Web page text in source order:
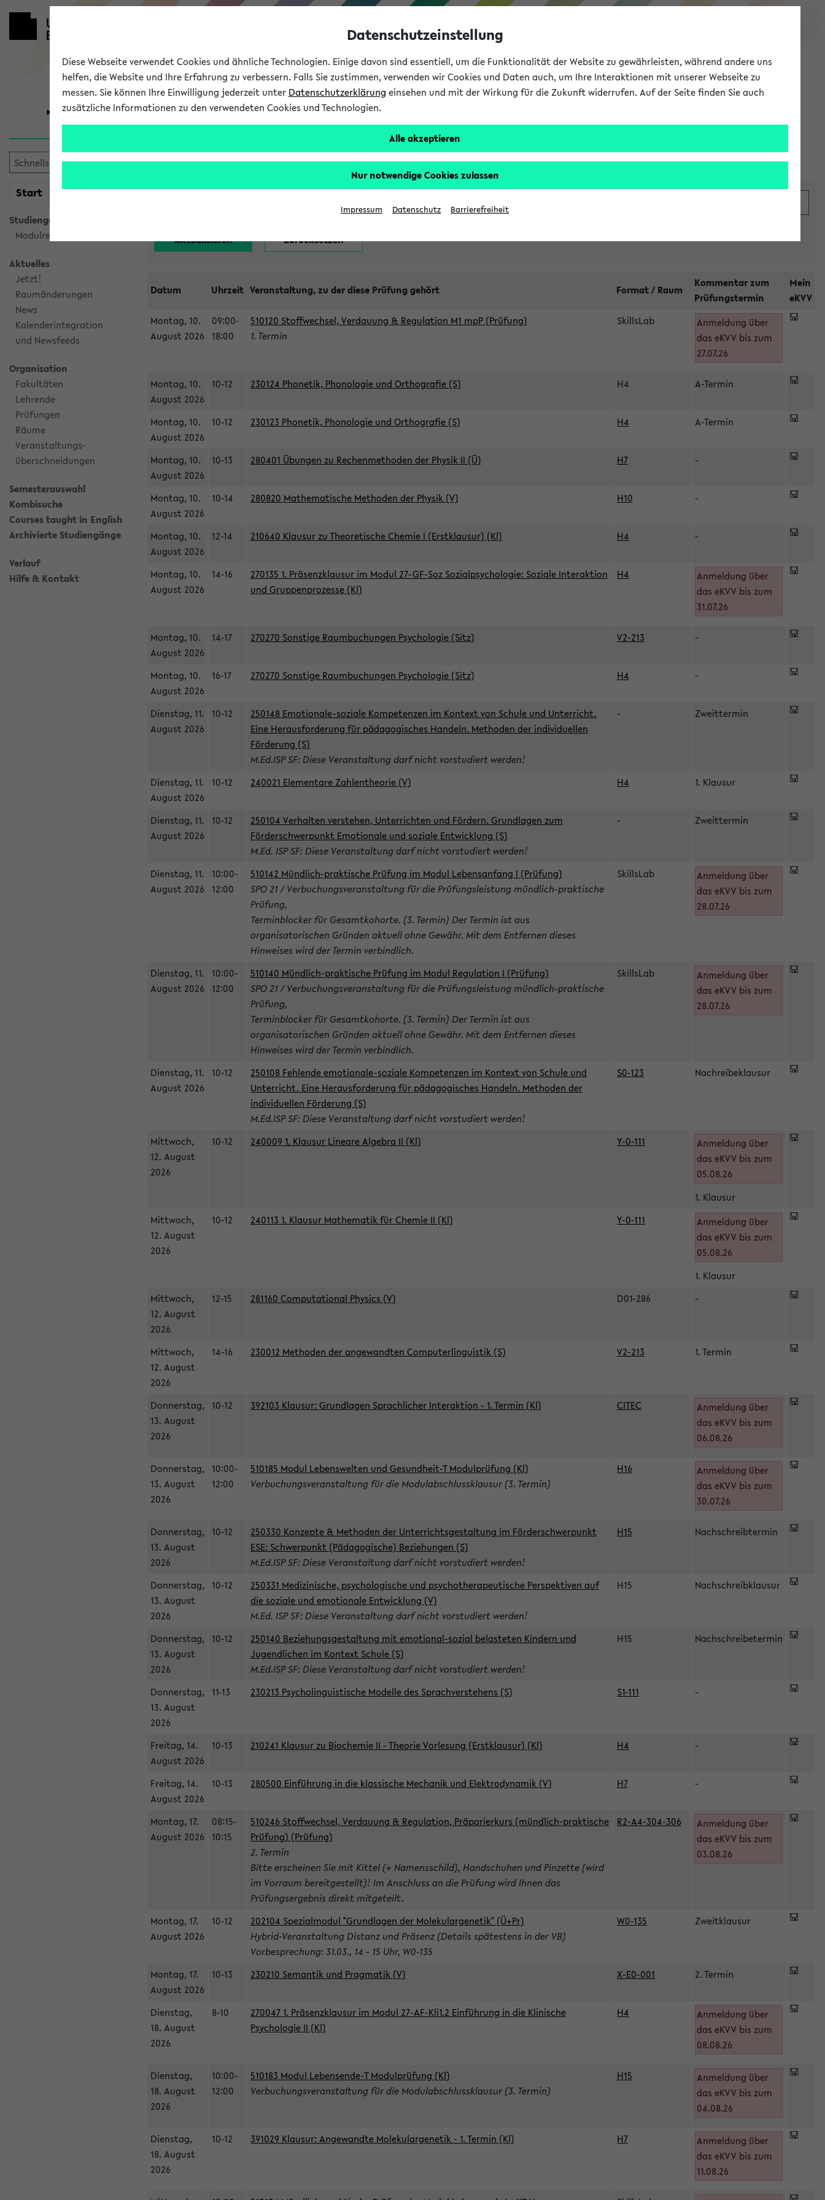
eKVV
Universität Forschung Studium
Start meineKVV
Studiengangsauswahl
Modulrecherche
Aktuelles
Jetzt!
Raumänderungen
News
Kalenderintegration
und Newsfeeds
Organisation
Fakultäten
Lehrende
Prüfungen
Räume
Veranstaltungs-
überschneidungen
Semesterauswahl
Kombisuche
Courses taught in English
Archivierte Studiengänge
Verlauf
Hilfe & Kontakt
Alle noch stattfindenden Prüfungen
Datum Uhrzeit Veranstaltung, zu der diese Prüfung gehört Format / Raum
Kommentar zum
Prüfungstermin
Mein
eKVV
Montag, 10.
August 2026
09:00-
18:00
510120 Stoffwechsel, Verdauung & Regulation M1 mpP (Prüfung)
1. Termin
SkillsLab
Anmeldung über
das eKVV bis zum
27.07.26
Montag, 10.
August 2026
10-12 230124 Phonetik, Phonologie und Orthografie (S) H4 A-Termin
Montag, 10.
August 2026
10-12 230123 Phonetik, Phonologie und Orthografie (S) H4 A-Termin
Montag, 10.
August 2026
10-13 280401 Übungen zu Rechenmethoden der Physik II (Ü) H7 -
Montag, 10.
August 2026
10-14 280820 Mathematische Methoden der Physik (V) H10 -
Montag, 10.
August 2026
12-14 210640 Klausur zu Theoretische Chemie I (Erstklausur) (Kl) H4 -
Montag, 10.
August 2026
14-16
270135 1. Präsenzklausur im Modul 27-GF-Soz Sozialpsychologie: Soziale Interaktion
und Gruppenprozesse (Kl)
H4
Anmeldung über
das eKVV bis zum
31.07.26
Montag, 10.
August 2026
14-17 270270 Sonstige Raumbuchungen Psychologie (Sitz) V2-213 -
Montag, 10.
August 2026
16-17 270270 Sonstige Raumbuchungen Psychologie (Sitz) H4 -
Dienstag, 11.
August 2026
10-12
250148 Emotionale-soziale Kompetenzen im Kontext von Schule und Unterricht.
Eine Herausforderung für pädagogisches Handeln. Methoden der individuellen
Förderung (S)
M.Ed.ISP SF: Diese Veranstaltung darf nicht vorstudiert werden!
- Zweittermin
Dienstag, 11.
August 2026
10-12 240021 Elementare Zahlentheorie (V) H4 1. Klausur
Dienstag, 11.
August 2026
10-12
250104 Verhalten verstehen, Unterrichten und Fördern. Grundlagen zum
Förderschwerpunkt Emotionale und soziale Entwicklung (S)
M.Ed. ISP SF: Diese Veranstaltung darf nicht vorstudiert werden!
- Zweittermin
Dienstag, 11.
August 2026
10:00-
12:00
510142 Mündlich-praktische Prüfung im Modul Lebensanfang I (Prüfung)
SPO 21 / Verbuchungsveranstaltung für die Prüfungsleistung mündlich-praktische
Prüfung,
Terminblocker für Gesamtkohorte. (3. Termin) Der Termin ist aus
organisatorischen Gründen aktuell ohne Gewähr. Mit dem Entfernen dieses
Hinweises wird der Termin verbindlich.
SkillsLab
Anmeldung über
das eKVV bis zum
28.07.26
Dienstag, 11.
August 2026
10:00-
12:00
510140 Mündlich-praktische Prüfung im Modul Regulation I (Prüfung)
SPO 21 / Verbuchungsveranstaltung für die Prüfungsleistung mündlich-praktische
Prüfung,
Terminblocker für Gesamtkohorte. (3. Termin) Der Termin ist aus
organisatorischen Gründen aktuell ohne Gewähr. Mit dem Entfernen dieses
Hinweises wird der Termin verbindlich.
SkillsLab
Anmeldung über
das eKVV bis zum
28.07.26
Dienstag, 11.
August 2026
10-12
250108 Fehlende emotionale-soziale Kompetenzen im Kontext von Schule und
Unterricht. Eine Herausforderung für pädagogisches Handeln. Methoden der
individuellen Förderung (S)
M.Ed.ISP SF: Diese Veranstaltung darf nicht vorstudiert werden!
S0-123 Nachreibeklausur
Mittwoch,
12. August
2026
10-12 240009 1. Klausur Lineare Algebra II (Kl) Y-0-111
Anmeldung über
das eKVV bis zum
05.08.26
1. Klausur
Mittwoch,
12. August
2026
10-12 240113 1. Klausur Mathematik für Chemie II (Kl) Y-0-111
Anmeldung über
das eKVV bis zum
05.08.26
1. Klausur
Mittwoch,
12. August
2026
12-15 281160 Computational Physics (V) D01-286 -
Mittwoch,
12. August
2026
14-16 230012 Methoden der angewandten Computerlinguistik (S) V2-213 1. Termin
Donnerstag,
13. August
2026
10-12 392103 Klausur: Grundlagen Sprachlicher Interaktion - 1. Termin (Kl) CITEC
Anmeldung über
das eKVV bis zum
06.08.26
Donnerstag,
13. August
2026
10:00-
12:00
510185 Modul Lebenswelten und Gesundheit-T Modulprüfung (Kl)
Verbuchungsveranstaltung für die Modulabschlussklausur (3. Termin)
H16
Anmeldung über
das eKVV bis zum
30.07.26
Donnerstag,
13. August
2026
10-12
250330 Konzepte & Methoden der Unterrichtsgestaltung im Förderschwerpunkt
ESE: Schwerpunkt (Pädagogische) Beziehungen (S)
M.Ed.ISP SF: Diese Veranstaltung darf nicht vorstudiert werden!
H15 Nachschreibtermin
Donnerstag,
13. August
2026
10-12
250331 Medizinische, psychologische und psychotherapeutische Perspektiven auf
die soziale und emotionale Entwicklung (V)
M.Ed. ISP SF: Diese Veranstaltung darf nicht vorstudiert werden!
H15 Nachschreibklausur
Donnerstag,
13. August
2026
10-12
250140 Beziehungsgestaltung mit emotional-sozial belasteten Kindern und
Jugendlichen im Kontext Schule (S)
M.Ed.ISP SF: Diese Veranstaltung darf nicht vorstudiert werden!
H15 Nachschreibetermin
Donnerstag,
13. August
2026
11-13 230213 Psycholinguistische Modelle des Sprachverstehens (S) S1-111 -
Freitag, 14.
August 2026
10-13 210241 Klausur zu Biochemie II - Theorie Vorlesung (Erstklausur) (Kl) H4 -
Freitag, 14.
August 2026
10-13 280500 Einführung in die klassische Mechanik und Elektrodynamik (V) H7 -
Montag, 17.
August 2026
08:15-
10:15
510246 Stoffwechsel, Verdauung & Regulation, Präparierkurs (mündlich-praktische
Prüfung) (Prüfung)
2. Termin
Bitte erscheinen Sie mit Kittel (+ Namensschild), Handschuhen und Pinzette (wird
im Vorraum bereitgestellt)! Im Anschluss an die Prüfung wird Ihnen das
Prüfungsergebnis direkt mitgeteilt.
R2-A4-304-306
Anmeldung über
das eKVV bis zum
03.08.26
Montag, 17.
August 2026
10-12
202104 Spezialmodul "Grundlagen der Molekulargenetik" (Ü+Pr)
Hybrid-Veranstaltung Distanz und Präsenz (Details spätestens in der VB)
Vorbesprechung: 31.03., 14 - 15 Uhr, W0-135
W0-135 Zweitklausur
Montag, 17.
August 2026
10-13 230210 Semantik und Pragmatik (V) X-E0-001 2. Termin
Dienstag,
18. August
2026
8-10
270047 1. Präsenzklausur im Modul 27-AF-Kli1.2 Einführung in die Klinische
Psychologie II (Kl)
H4
Anmeldung über
das eKVV bis zum
08.08.26
Dienstag,
18. August
2026
10:00-
12:00
510183 Modul Lebensende-T Modulprüfung (Kl)
Verbuchungsveranstaltung für die Modulabschlussklausur (3. Termin)
H15
Anmeldung über
das eKVV bis zum
04.08.26
Dienstag,
18. August
2026
10-12 391029 Klausur: Angewandte Molekulargenetik - 1. Termin (Kl) H7
Anmeldung über
das eKVV bis zum
11.08.26
Datenschutzeinstellung
Diese Webseite verwendet Cookies und ähnliche Technologien. Einige davon sind essentiell, um die Funktionalität der Website zu gewährleisten, während andere uns
helfen, die Website und Ihre Erfahrung zu verbessern. Falls Sie zustimmen, verwenden wir Cookies und Daten auch, um Ihre Interaktionen mit unserer Webseite zu
messen. Sie können Ihre Einwilligung jederzeit unter Datenschutzerklärung einsehen und mit der Wirkung für die Zukunft widerrufen. Auf der Seite finden Sie auch
zusätzliche Informationen zu den verwendeten Cookies und Technologien.
Alle akzeptieren
Nur notwendige Cookies zulassen
Impressum Datenschutz Barrierefreiheit